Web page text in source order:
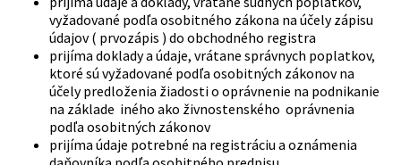
vyžadované podľa osobitného zákona na účely zápisu
údajov ( prvozápis ) do obchodného registra
prijíma doklady a údaje, vrátane správnych poplatkov,
ktoré sú vyžadované podľa osobitných zákonov na
účely predloženia žiadosti o oprávnenie na podnikanie
na základe iného ako živnostenského oprávnenia
podľa osobitných zákonov
prijíma údaje potrebné na registráciu a oznámenia